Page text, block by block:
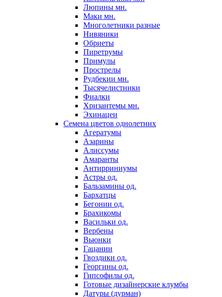
Люпины мн.
Маки мн.
Многолетники разные
Нивяники
Обриеты
Пиретрумы
Примулы
Прострелы
Рудбекии мн.
Тысячелистники
Фиалки
Хризантемы мн.
Эхинацеи
Семена цветов однолетних
Агератумы
Азарины
Алиссумы
Амаранты
Антирриниумы
Астры од.
Бальзамины од.
Бархатцы
Бегонии од.
Брахикомы
Васильки од.
Вербены
Вьюнки
Гацании
Гвоздики од.
Георгины од.
Гипсофилы од.
Готовые дизайнерские клумбы
Датуры (дурман)